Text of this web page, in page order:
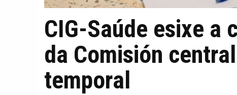
CIG-Saúde esixe a
da Comisión
temporal